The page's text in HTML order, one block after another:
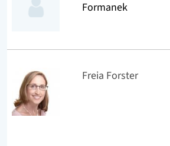
Formanek
Freia Forster